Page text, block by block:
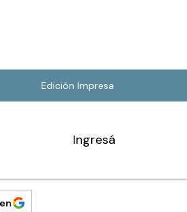
Edición Impresa
Ingresá